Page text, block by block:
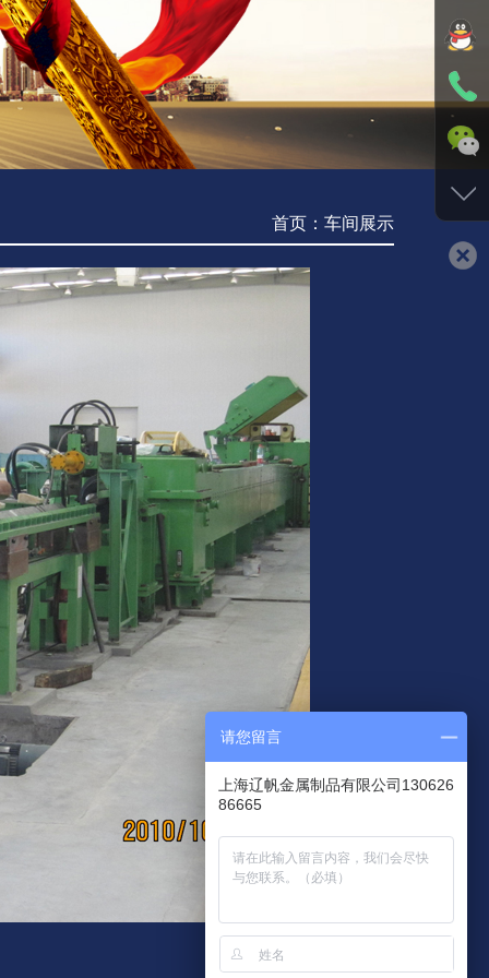
首页：车间展示
请您留言
上海辽帆金属制品有限公司130626
86665